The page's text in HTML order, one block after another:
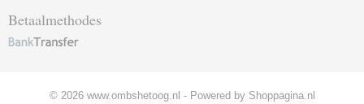
Betaalmethodes
© 2026 www.ombshetoog.nl - Powered by Shoppagina.nl